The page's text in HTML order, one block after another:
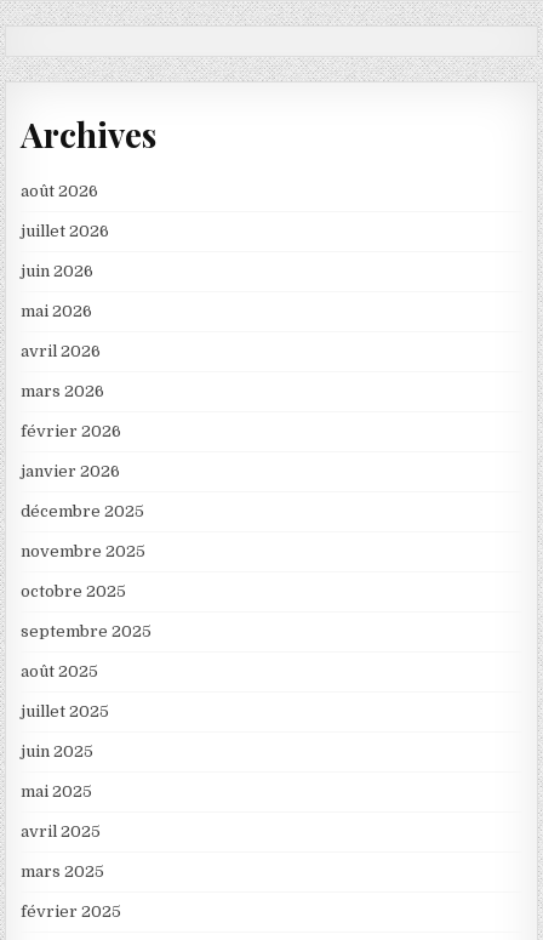
Archives
août 2026
juillet 2026
juin 2026
mai 2026
avril 2026
mars 2026
février 2026
janvier 2026
décembre 2025
novembre 2025
octobre 2025
septembre 2025
août 2025
juillet 2025
juin 2025
mai 2025
avril 2025
mars 2025
février 2025